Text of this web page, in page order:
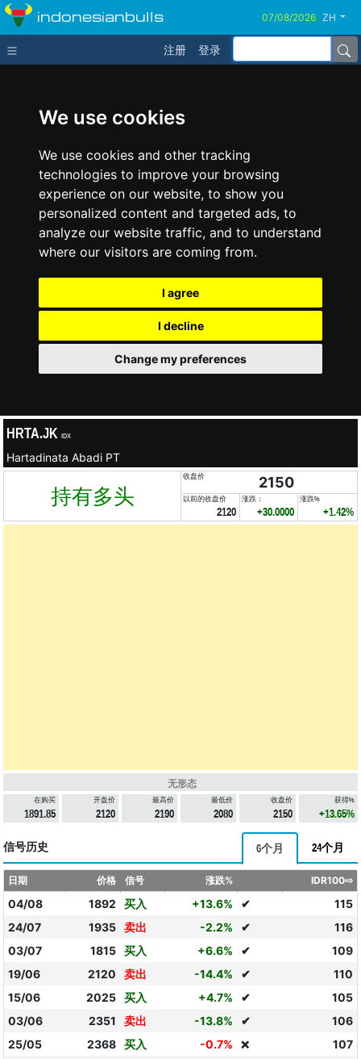
We use cookies
We use cookies and other tracking
technologies to improve your browsing
experience on our website, to show you
personalized content and targeted ads, to
analyze our website traffic, and to understand
where our visitors are coming from.
I agree
I decline
Change my preferences
indonesianbulls ZH
注册 登录
HRTA.JK IDX
Hartadinata Abadi PT
持有多头
收盘价 2150
以前的收盘价
2120
涨跌：
+30.0000
涨跌%
+1.42%
无形态
在购买
1891.85
开盘价
2120
最高价
2190
最低价
2080
收盘价
2150
获得%
+13.65%
信号历史 6个月 24个月
日期 价格 信号 涨跌% IDR100⇨
04/08 1892 买入 +13.6% ✔
115
24/07
1935 卖出 -2.2% ✔
116
03/07
1815 买入 +6.6% ✔
109
19/06
2120 卖出 -14.4% ✔
110
15/06
2025 买入 +4.7% ✔
105
03/06
2351 卖出 -13.8% ✔
106
25/05
2368 买入 -0.7% ❌
107